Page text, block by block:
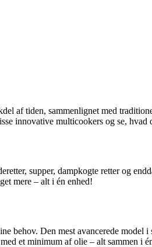
af tiden, sammenlignet med
innovative multicookers og se, hvad
supper, dampkogte retter og
mere – alt i én enhed!
behov. Den mest avancerede model i
et minimum af olie – alt sammen i